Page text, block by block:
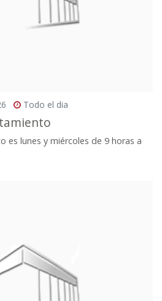
Todo el dia
es lunes y miércoles de 9 horas a